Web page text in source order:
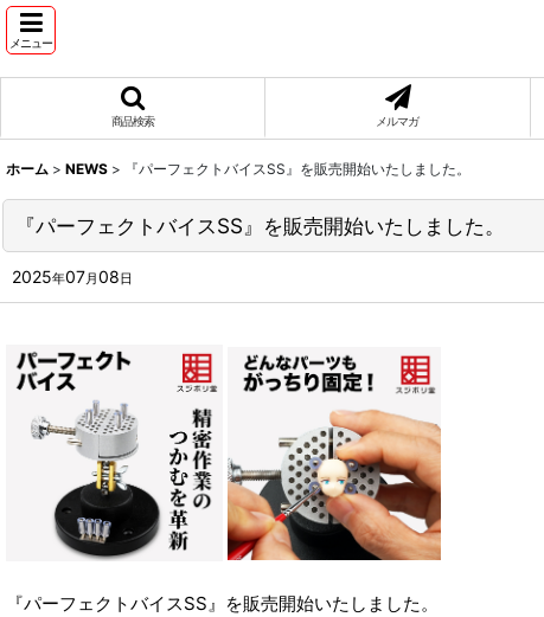
メニュー
商品検索 メルマガ
ホーム > NEWS > 『パーフェクトバイスSS』を販売開始いたしました。
『パーフェクトバイスSS』を販売開始いたしました。
2025年07月08日
『パーフェクトバイスSS』を販売開始いたしました。